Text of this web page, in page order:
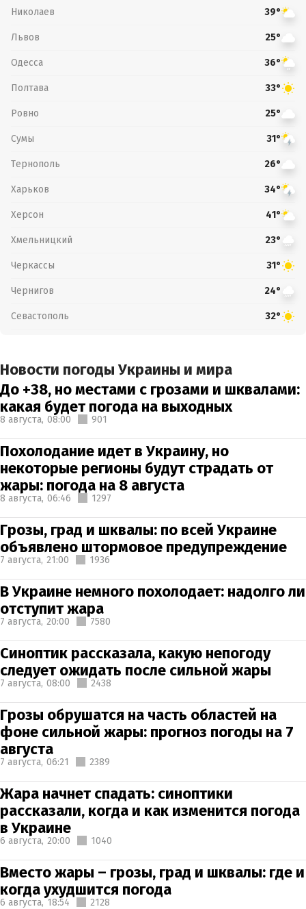
Николаев 39°
Львов 25°
Одесса 36°
Полтава 33°
Ровно 25°
Сумы 31°
Тернополь 26°
Харьков 34°
Херсон 41°
Хмельницкий 23°
Черкассы 31°
Чернигов 24°
Севастополь 32°
Новости погоды Украины и мира
До +38, но местами с грозами и шквалами:
какая будет погода на выходных
8 августа, 08:00 901
Похолодание идет в Украину, но
некоторые регионы будут страдать от
жары: погода на 8 августа
8 августа, 06:46 1297
Грозы, град и шквалы: по всей Украине
объявлено штормовое предупреждение
7 августа, 21:00 1936
В Украине немного похолодает: надолго ли
отступит жара
7 августа, 20:00 7580
Синоптик рассказала, какую непогоду
следует ожидать после сильной жары
7 августа, 08:00 2438
Грозы обрушатся на часть областей на
фоне сильной жары: прогноз погоды на 7
августа
7 августа, 06:21 2389
Жара начнет спадать: синоптики
рассказали, когда и как изменится погода
в Украине
6 августа, 20:00 1040
Вместо жары – грозы, град и шквалы: где и
когда ухудшится погода
6 августа, 18:54 2128